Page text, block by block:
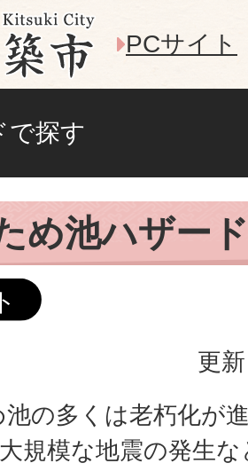
PCサイト
で探す
め池ハザー
更
の多くは老朽化が
規模な地震の発生